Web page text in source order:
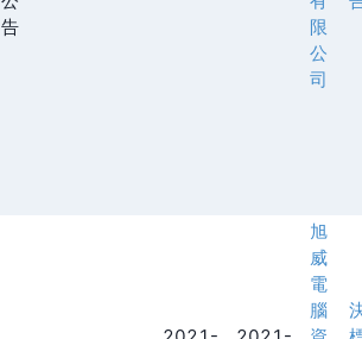
告
限
公
司
旭
威
電
腦